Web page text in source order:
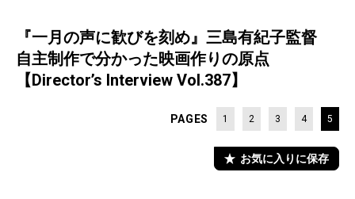
『一月の声に歓びを刻め』三島有紀子監督
自主制作で分かった映画作りの原点
【Director’s Interview Vol.387】
PAGES 1 2 3 4 5
お気に入りに保存